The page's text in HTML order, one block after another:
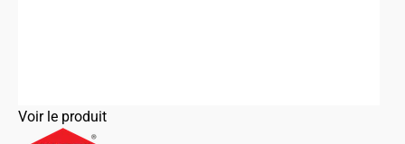
Voir le produit